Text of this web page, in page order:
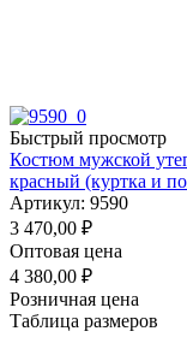
Быстрый просмотр
Костюм мужской
красный (куртка и
Артикул: 9590
3 470,00 ₽
Оптовая цена
4 380,00 ₽
Розничная цена
Таблица размеров